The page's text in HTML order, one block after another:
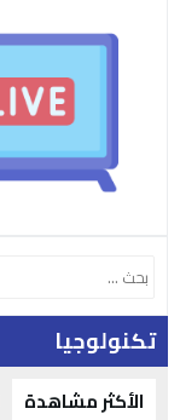
تكنولوجيا
الأكثر مشاهدة